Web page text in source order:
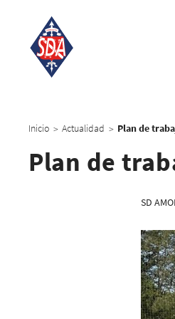
Inicio > Actualidad >
Plan de
SD